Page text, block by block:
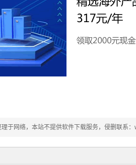
于网络，本站不提供软件下载服务，侵删联系